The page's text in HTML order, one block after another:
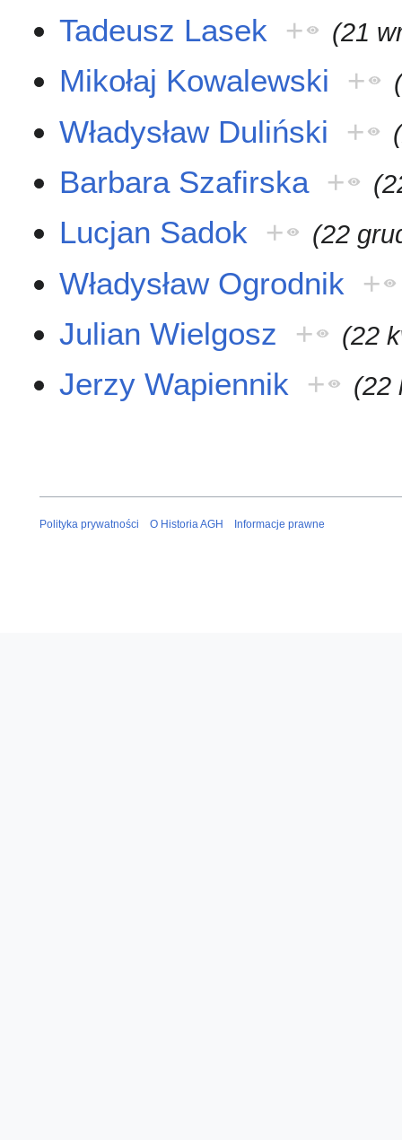
Tadeusz Lasek + (21
Mikołaj Kowalewski +
Władysław Duliński +
Barbara Szafirska +
Lucjan Sadok + (22
Władysław Ogrodnik +
Julian Wielgosz
+ (22
Jerzy Wapiennik + (22
Polityka prywatności O Historia AGH Informacje prawne